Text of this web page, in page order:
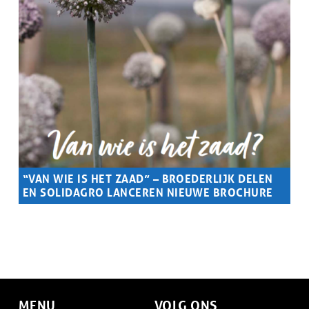
“VAN WIE IS HET ZAAD” – BROEDERLIJK DELEN
EN SOLIDAGRO LANCEREN NIEUWE BROCHURE